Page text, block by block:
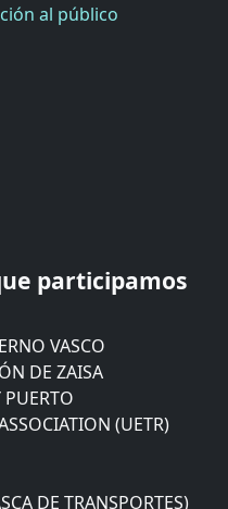
al público
participamos
VASCO
DE ZAISA
PUERTO
(UETR)
DE TRANSPORTES)